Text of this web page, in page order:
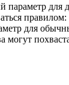
параметр для
для
могут